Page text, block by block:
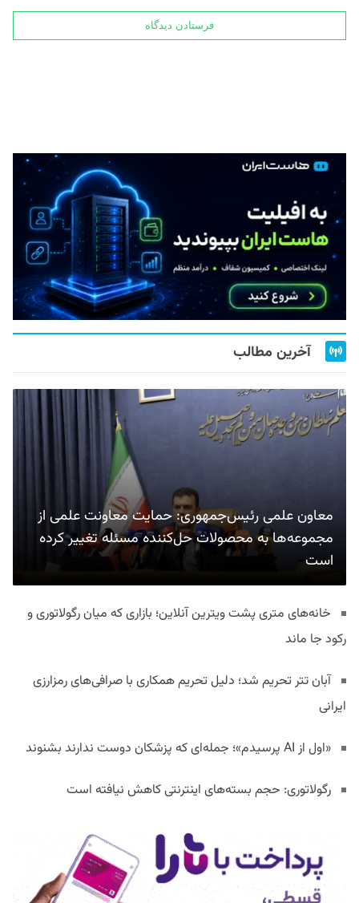
آخرین مطالب
معاون علمی رئیس‌جمهوری: حمایت معاونت علمی از
مجموعه‌ها به محصولات حل‌کننده مسئله تغییر کرده
است
خانه‌های متری پشت ویترین آنلاین؛ بازاری که میان رگولاتوری و
رکود جا ماند
آبان تتر تحریم شد؛ دلیل تحریم همکاری با صرافی‌های رمزارزی
ایرانی
«اول از AI پرسیدم»؛ جمله‌ای که پزشکان دوست ندارند بشنوند
رگولاتوری: حجم بسته‌های اینترنتی کاهش نیافته است